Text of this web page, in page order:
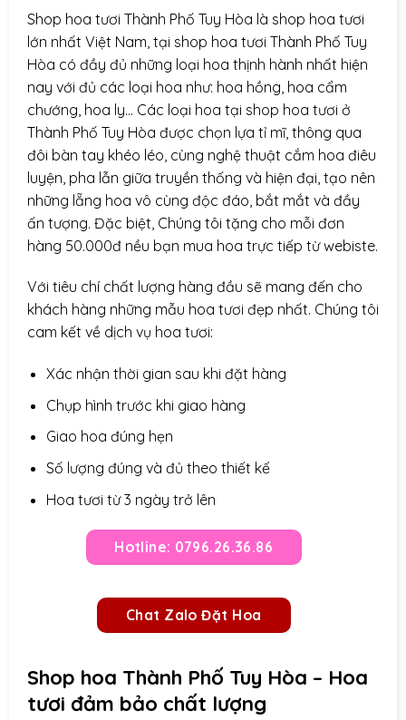
Shop hoa tươi Thành Phố Tuy Hòa là shop hoa tươi
lớn nhất Việt Nam, tại shop hoa tươi Thành Phố Tuy
Hòa có đầy đủ những loại hoa thịnh hành nhất hiện
nay với đủ các loại hoa như: hoa hồng, hoa cẩm
chướng, hoa ly… Các loại hoa tại shop hoa tươi ở
Thành Phố Tuy Hòa được chọn lựa tỉ mĩ, thông qua
đôi bàn tay khéo léo, cùng nghệ thuật cắm hoa điêu
luyện, pha lẫn giữa truyền thống và hiện đại, tạo nên
những lẵng hoa vô cùng độc đáo, bắt mắt và đầy
ấn tượng. Đặc biệt, Chúng tôi tặng cho mỗi đơn
hàng 50.000đ nều bạn mua hoa trực tiếp từ webiste.
Với tiêu chí chất lượng hàng đầu sẽ mang đến cho
khách hàng những mẫu hoa tươi đẹp nhất. Chúng tôi
cam kết về dịch vụ hoa tươi:
Xác nhận thời gian sau khi đặt hàng
Chụp hình trước khi giao hàng
Giao hoa đúng hẹn
Số lượng đúng và đủ theo thiết kế
Hoa tươi từ 3 ngày trở lên
Hotline: 0796.26.36.86
Chat Zalo Đặt Hoa
Shop hoa Thành Phố Tuy Hòa – Hoa
tươi đảm bảo chất lượng